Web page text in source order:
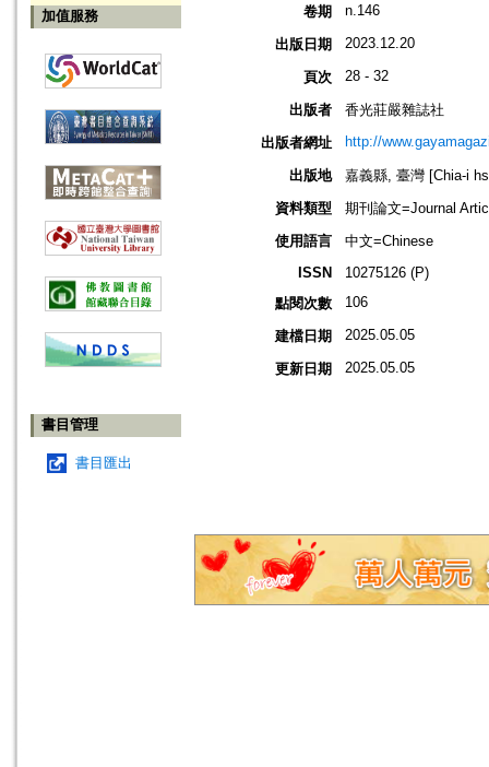
加值服務
書目管理
書目匯出
卷期
n.146
出版日期 2023.12.20
頁次 28 - 32
出版者
香光莊嚴雜誌社
出版者網址
http://
出版地
嘉義縣, 臺灣 [Chia-i
資料類型
期刊論文=Journal
使用語言
中文=Chinese
ISSN
10275126 (P)
點閱次數
106
建檔日期 2025.05.05
更新日期 2025.05.05